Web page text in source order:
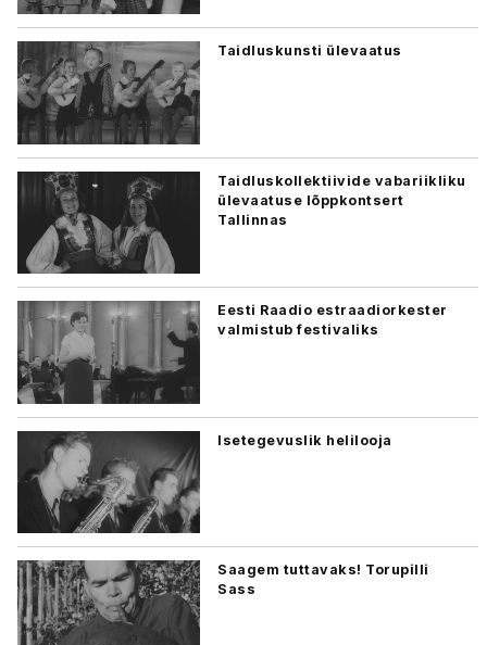
Taidluskunsti ülevaatus
Taidluskollektiivide vabariikliku
ülevaatuse lõppkontsert
Tallinnas
Eesti Raadio estraadiorkester
valmistub festivaliks
Isetegevuslik helilooja
Saagem tuttavaks! Torupilli
Sass